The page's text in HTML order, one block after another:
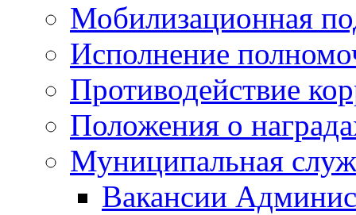
Мобилизационная
Исполнение
Противодействие
Положения о
Муниципальная
Вакансии